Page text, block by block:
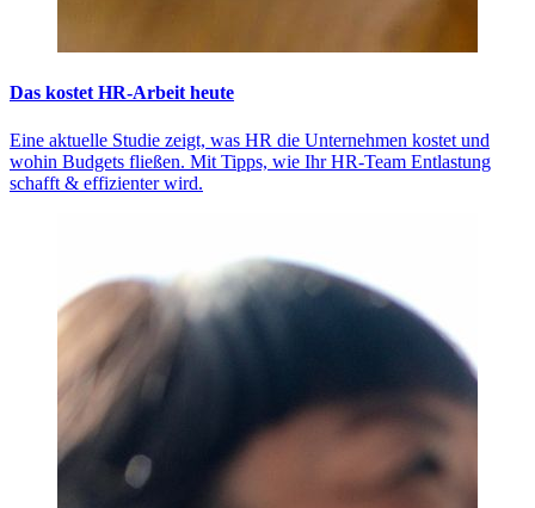
Das kostet HR-Arbeit heute
Eine aktuelle Studie zeigt, was HR die Unternehmen kostet und
wohin Budgets fließen. Mit Tipps, wie Ihr HR-Team Entlastung
schafft & effizienter wird.